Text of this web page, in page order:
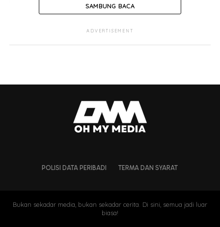
SAMBUNG BACA
ADVERTISEMENT
POLISI DATA PERIBADI TERMA DAN SYARAT
Bukan sekadar media, bukan sekadar cerita. Di sini, semua jadi luar
biasa!